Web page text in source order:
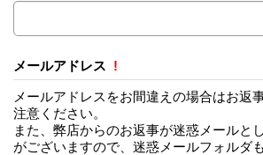
メールアドレス !
メールアドレスをお間違えの場合はお返
注意ください。
また、弊店からのお返事が迷惑メールと
がございますので、迷惑メールフォルダ